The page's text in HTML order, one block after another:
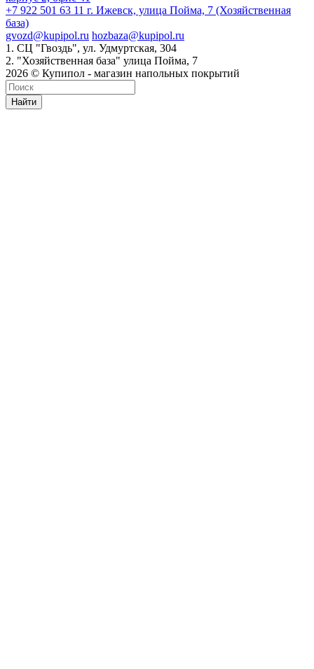
+7 922 501 63 11 г. Ижевск, улица Пойма, 7 (Хозяйственная
база)
gvozd@kupipol.ru hozbaza@kupipol.ru
1. СЦ "Гвоздь", ул. Удмуртская, 304
2. "Хозяйственная база" улица Пойма, 7
2026 © Купипол - магазин напольных покрытий
Найти